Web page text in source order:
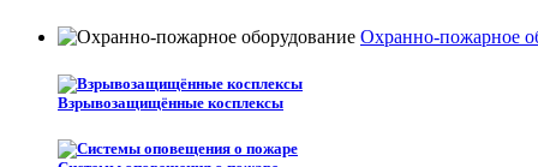
Охранно-пожарное
Взрывозащищённые косплексы